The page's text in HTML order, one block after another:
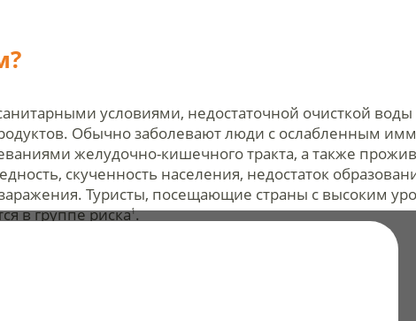
условиями, недостаточной очисткой воды
Обычно заболевают люди с ослабленным
желудочно-кишечного тракта, а также
скученность населения, недостаток
Туристы, посещающие страны с высоким
в группе риска1.